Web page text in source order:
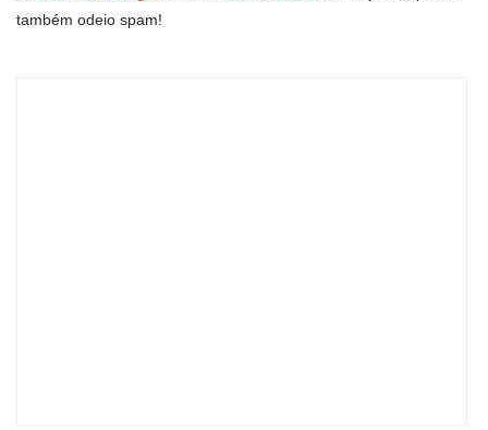
também odeio spam!